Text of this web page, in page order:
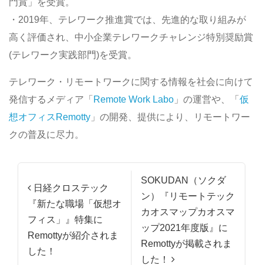
門賞」を受賞。
・2019年、テレワーク推進賞では、先進的な取り組みが
高く評価され、中小企業テレワークチャレンジ特別奨励賞
(テレワーク実践部門)を受賞。
テレワーク・リモートワークに関する情報を社会に向けて
発信するメディア「 Remote Work Labo 」の運営や、「 仮
想オフィスRemotty 」の開発、提供により、リモートワー
クの普及に尽力。
投稿ナビゲーション
日経クロステック
『新たな職場「仮想オ
フィス」』特集に
Remottyが紹介されま
した！
SOKUDAN（ソクダ
ン）『リモートテック
カオスマップカオスマ
ップ2021年度版』に
Remottyが掲載されま
した！